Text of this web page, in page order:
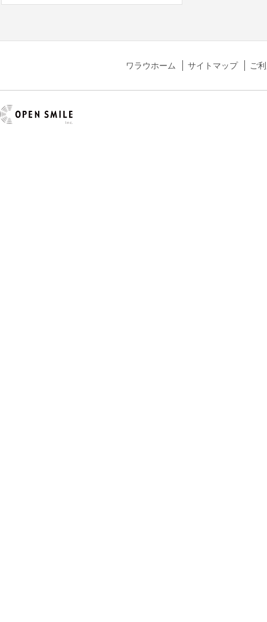
ワラウホーム サイトマップ ご